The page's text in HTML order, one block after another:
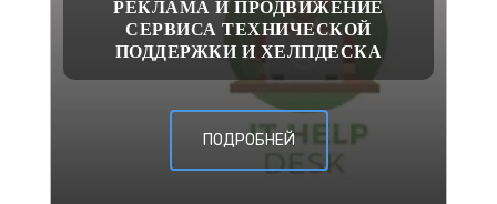
РЕКЛАМА И ПРОДВИЖЕНИЕ
СЕРВИСА ТЕХНИЧЕСКОЙ
ПОДДЕРЖКИ И ХЕЛПДЕСКА
ПОДРОБНЕЙ